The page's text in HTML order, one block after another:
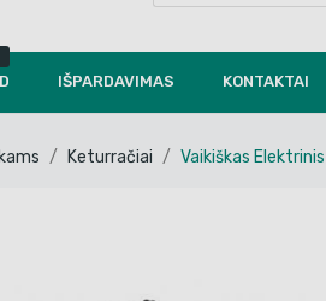
IŠPARDAVIMAS KONTAKTAI
Keturračiai Vaikiškas